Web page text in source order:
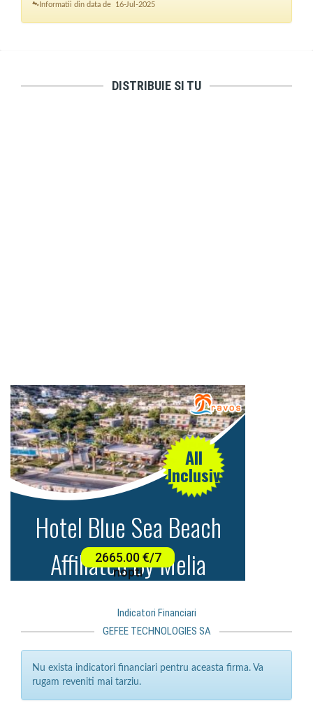
Informatii din data de 16-Jul-2025
DISTRIBUIE SI TU
Indicatori Financiari
GEFEE TECHNOLOGIES SA
Nu exista indicatori financiari pentru aceasta firma. Va
rugam reveniti mai tarziu.